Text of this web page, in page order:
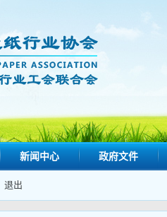
新闻中心 政府文件
退出